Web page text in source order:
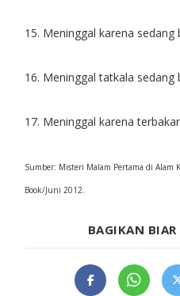
15. Meninggal karena sedang
16. Meninggal tatkala sedang
17. Meninggal karena
Sumber: Misteri Malam Pertama di Alam
Book/Juni 2012.
BAGIKAN BIAR